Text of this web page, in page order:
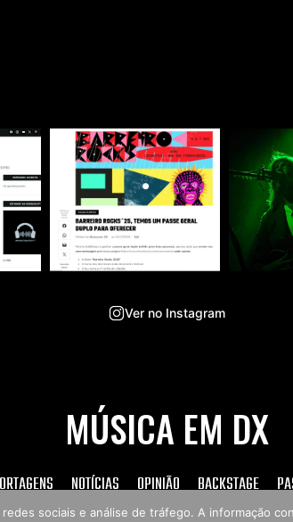
Ver no Instagram
MÚSICA EM DX
NOTÍCIAS OPINIÃO BACKSTAGE
sociais e análise de tráfego. A informação